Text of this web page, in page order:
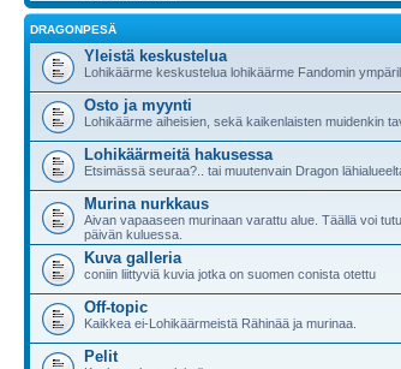
DRAGONPESÄ
Yleistä keskustelua
Lohikäärme keskustelua lohikäärme Fandomin
Osto ja myynti
Lohikäärme aiheisien, sekä kaikenlaisten muidenkin
Lohikäärmeitä hakusessa
Etsimässä seuraa?.. tai muutenvain Dragon
Murina nurkkaus
Aivan vapaaseen murinaan varattu alue. Täällä voi
päivän kuluessa.
Kuva galleria
coniin liittyviä kuvia jotka on suomen conista otettu
Off-topic
Kaikkea ei-Lohikäärmeistä Rähinää ja murinaa.
Pelit